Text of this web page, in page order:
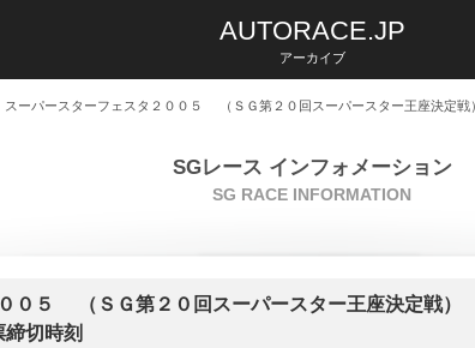
AUTORACE.JP
アーカイブ
ーパースターフェスタ２００５ （ＳＧ第２０回スーパースター王座決定
SGレース インフォメーション
SG RACE INFORMATION
０５ （ＳＧ第２０回スーパースター王座決定戦
切時刻